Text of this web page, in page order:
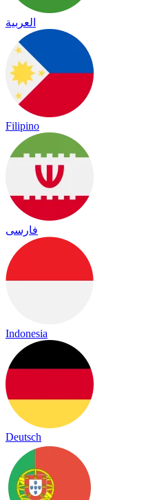
العربية
Filipino
فارسی
Indonesia
Deutsch